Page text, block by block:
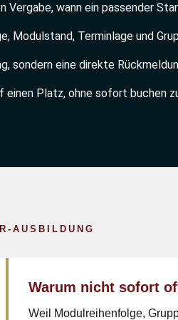
wann ein passender
Modulstand, Terminlage und
sondern eine direkte
einen Platz, ohne sofort buchen
AUSBILDUNG
Warum nicht sofort
Weil Modulreihenfolge,